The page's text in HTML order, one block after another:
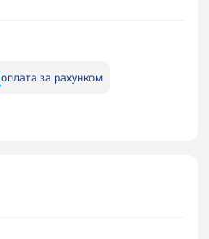
оплата за рахунком